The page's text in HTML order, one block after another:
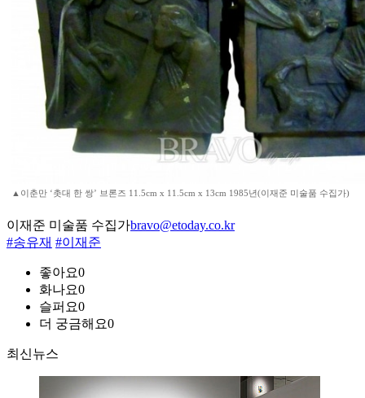
▲이춘만 ‘촛대 한 쌍’ 브론즈 11.5cm x 11.5cm x 13cm 1985년(이재준 미술품 수집가)
이재준 미술품 수집가bravo@etoday.co.kr
#송유재 #이재준
좋아요0
화나요0
슬퍼요0
더 궁금해요0
최신뉴스